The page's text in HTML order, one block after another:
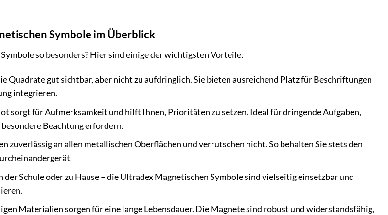
Symbole im Überblick
so besonders? Hier sind einige der wichtigsten Vorteile:
Quadrate gut sichtbar, aber nicht zu aufdringlich. Sie bieten ausreichend Platz für Beschriftungen
integrieren.
sorgt für Aufmerksamkeit und hilft Ihnen, Prioritäten zu setzen. Ideal für dringende Aufgaben,
Beachtung erfordern.
zuverlässig an allen metallischen Oberflächen und verrutschen nicht. So behalten Sie stets den
der Schule oder zu Hause – die Ultradex Magnetischen Symbole sind vielseitig einsetzbar und
Materialien sorgen für eine lange Lebensdauer. Die Magnete sind robust und widerstandsfähig,